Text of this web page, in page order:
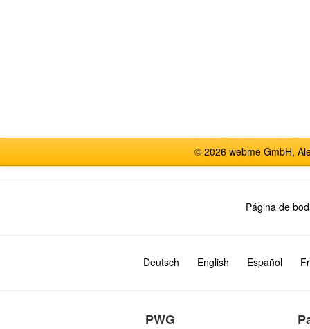
© 2026 webme GmbH,
Página de
Deutsch English Español
PWG